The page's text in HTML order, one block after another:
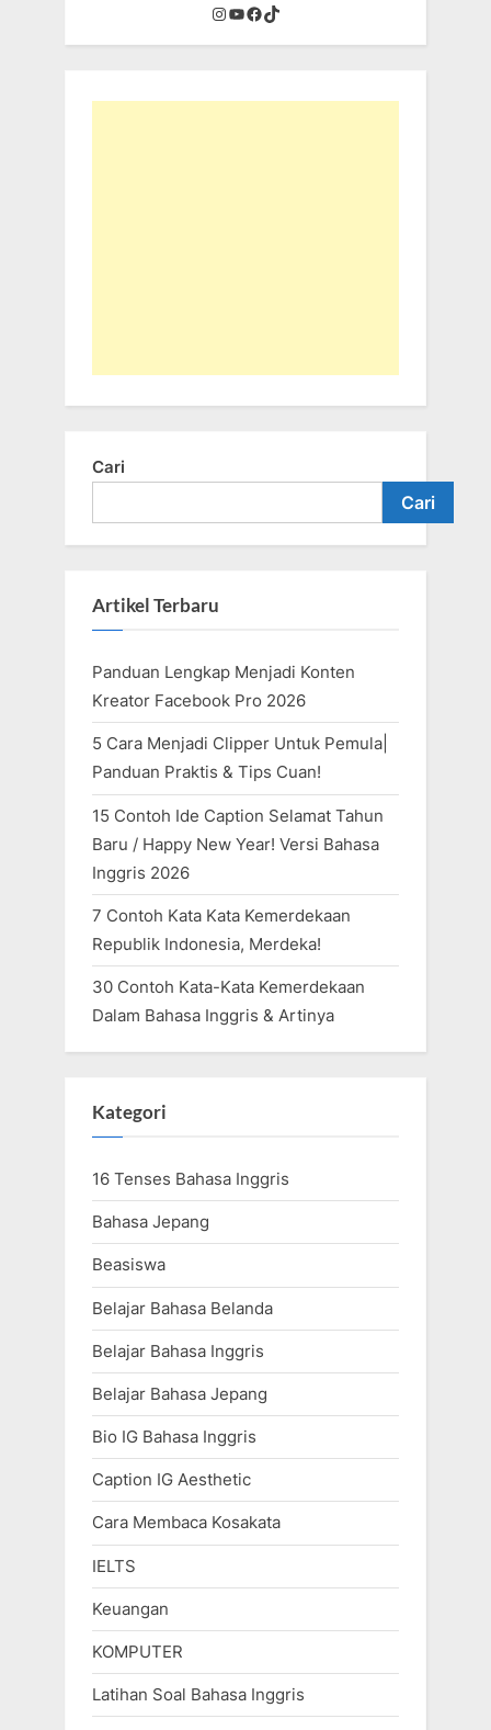
Instagram
YouTube
Facebook
TikTok
Cari
Cari
Artikel Terbaru
Panduan Lengkap Menjadi Konten
Kreator Facebook Pro 2026
5 Cara Menjadi Clipper Untuk Pemula|
Panduan Praktis & Tips Cuan!
15 Contoh Ide Caption Selamat Tahun
Baru / Happy New Year! Versi Bahasa
Inggris 2026
7 Contoh Kata Kata Kemerdekaan
Republik Indonesia, Merdeka!
30 Contoh Kata-Kata Kemerdekaan
Dalam Bahasa Inggris & Artinya
Kategori
16 Tenses Bahasa Inggris
Bahasa Jepang
Beasiswa
Belajar Bahasa Belanda
Belajar Bahasa Inggris
Belajar Bahasa Jepang
Bio IG Bahasa Inggris
Caption IG Aesthetic
Cara Membaca Kosakata
IELTS
Keuangan
KOMPUTER
Latihan Soal Bahasa Inggris